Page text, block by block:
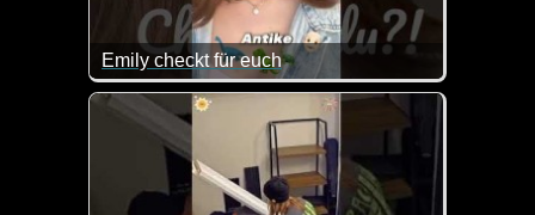
Emily checkt für euch
Das ist wirklich sehr hilfreich und nett von der